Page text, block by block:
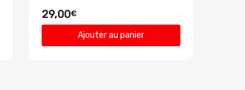
29,00€
Ajouter au panier